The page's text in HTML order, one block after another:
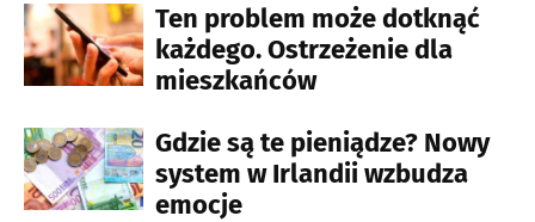
Ten problem może dotknąć
każdego. Ostrzeżenie dla
mieszkańców
Gdzie są te pieniądze? Nowy
system w Irlandii wzbudza
emocje